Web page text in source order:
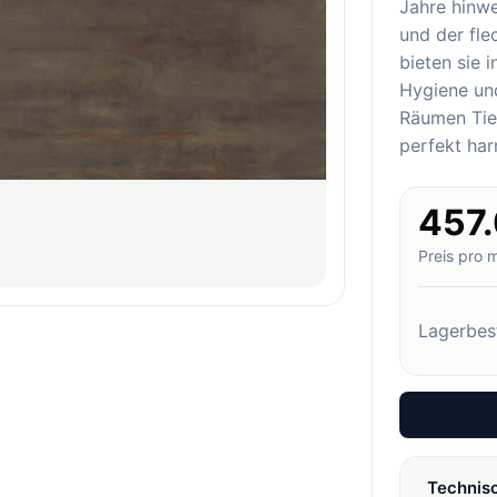
Jahre
und der
bieten sie
Hygiene
Räumen
perfekt
Preis pro